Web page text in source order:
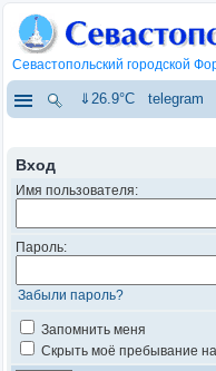
Севастопольский городской
⇓26.9°C telegram
Вход
Имя пользователя:
Пароль:
Забыли пароль?
Запомнить меня
Скрыть моё пребывание